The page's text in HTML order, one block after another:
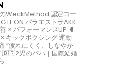
WeckMethod 認定コー
IT ON パラエストラAKK
× パフォーマンスUP 🥊
キックボクシング運動
“疲れにくく、しなやか
🇧🇷2児のパパ｜国際結婚